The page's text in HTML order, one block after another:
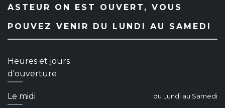
ASTEUR ON EST OUVERT, VOUS
POUVEZ VENIR DU LUNDI AU SAMEDI
Heures et jours
d'ouverture
Le midi du Lundi au Samedi